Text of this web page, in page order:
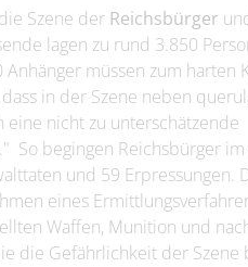
Szene der Reichsbürger
lagen zu rund 3.850
müssen zum harten
in der Szene neben
eine nicht zu unterschätzende
begingen Reichsbürger im
und 59 Erpressungen.
eines
Waffen, Munition und
die Gefährlichkeit der Szene